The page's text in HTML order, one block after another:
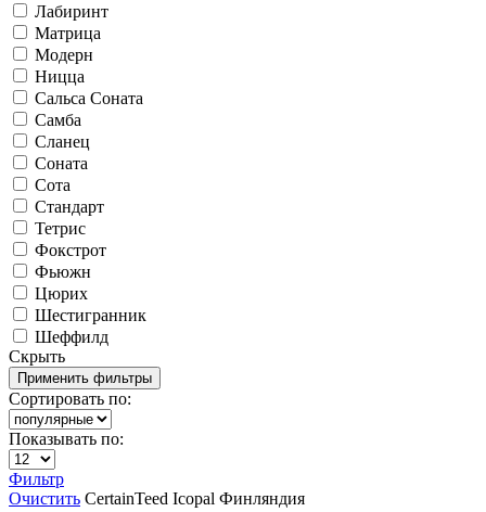
Лабиринт
Матрица
Модерн
Ницца
Сальса Соната
Самба
Сланец
Соната
Сота
Стандарт
Тетрис
Фокстрот
Фьюжн
Цюрих
Шестигранник
Шеффилд
Скрыть
Сортировать по:
Показывать по:
Фильтр
Очистить CertainTeed Icopal Финляндия